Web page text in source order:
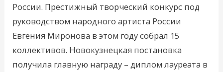
России. Престижный творческий конкурс под
руководством народного артиста России
Евгения Миронова в этом году собрал 15
коллективов. Новокузнецкая постановка
получила главную награду – диплом лауреата в